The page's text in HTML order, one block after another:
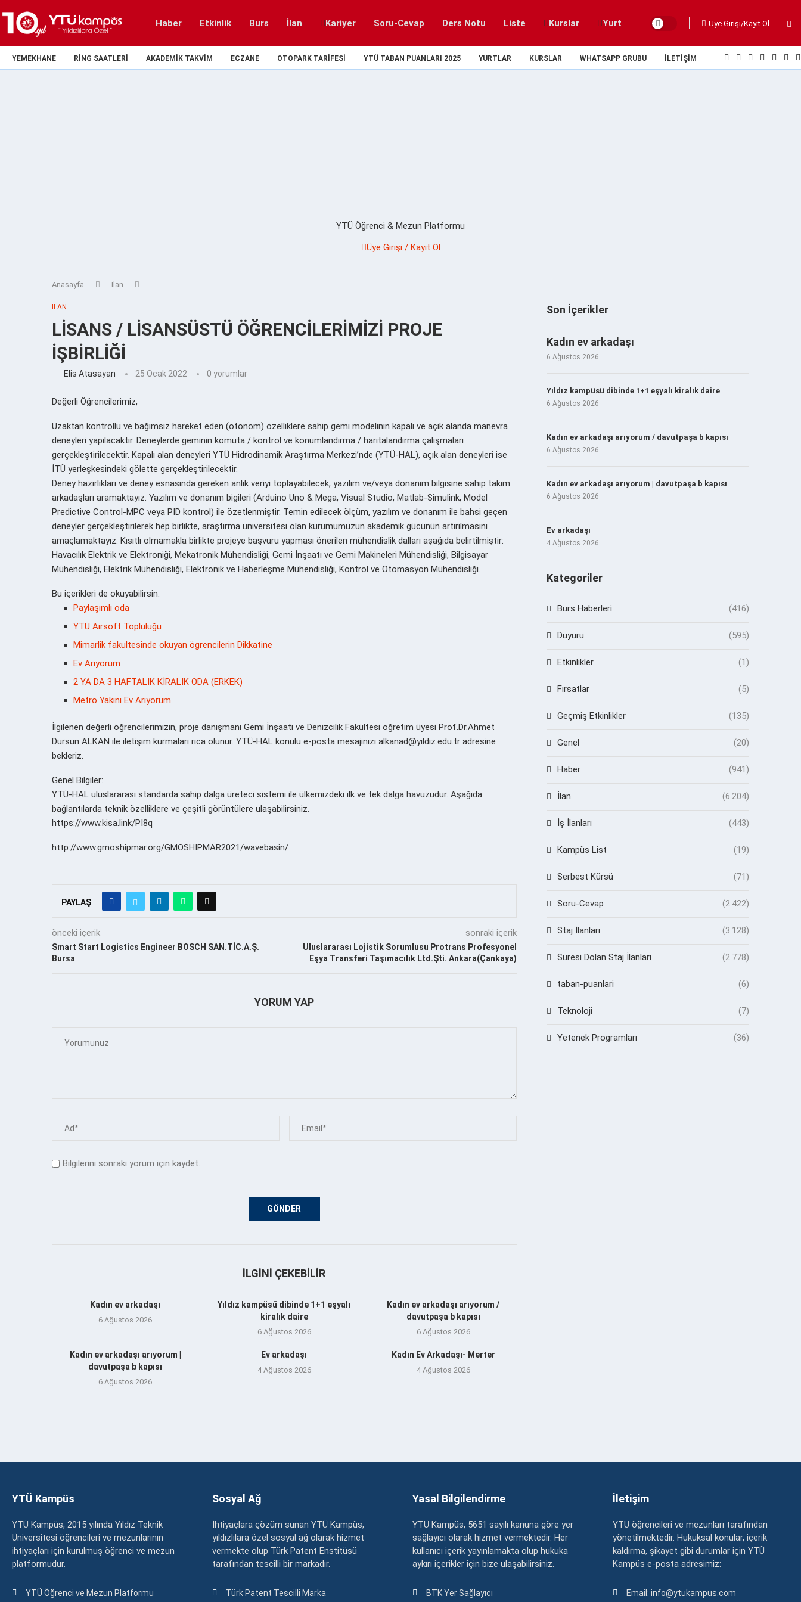
Haber Etkinlik Burs İlan Kariyer Soru-Cevap Ders Notu Liste Kurslar Yurt Üye Girişi/Kayıt Ol
YEMEKHANE RING SAATLERI AKADEMIK TAKVIM ECZANE OTOPARK TARIFESI YTÜ TABAN PUANLARI 2025 YURTLAR KURSLAR WHATSAPP GRUBU İLETIŞIM
YTÜ Öğrenci & Mezun Platformu
Üye Girişi / Kayıt Ol
Anasayfa İlan
İLAN
LİSANS / LİSANSÜSTÜ ÖĞRENCİLERİMİZİ PROJE
İŞBİRLİĞİ
Elis Atasayan 25 Ocak 2022 0 yorumlar
Değerli Öğrencilerimiz,
Uzaktan kontrollu ve bağımsız hareket eden (otonom) özelliklere sahip gemi modelinin kapalı ve açık alanda manevra
deneyleri yapılacaktır. Deneylerde geminin komuta / kontrol ve konumlandırma / haritalandırma çalışmaları
gerçekleştirilecektir. Kapalı alan deneyleri YTÜ Hidrodinamik Araştırma Merkezi’nde (YTÜ-HAL), açık alan deneyleri ise
İTÜ yerleşkesindeki gölette gerçekleştirilecektir.
Deney hazırlıkları ve deney esnasında gereken anlık veriyi toplayabilecek, yazılım ve/veya donanım bilgisine sahip takım
arkadaşları aramaktayız. Yazılım ve donanım bigileri (Arduino Uno & Mega, Visual Studio, Matlab-Simulink, Model
Predictive Control-MPC veya PID kontrol) ile özetlenmiştir. Temin edilecek ölçüm, yazılım ve donanım ile bahsi geçen
deneyler gerçekleştirilerek hep birlikte, araştırma üniversitesi olan kurumumuzun akademik gücünün artırılmasını
amaçlamaktayız. Kısıtlı olmamakla birlikte projeye başvuru yapması önerilen mühendislik dalları aşağıda belirtilmiştir:
Havacılık Elektrik ve Elektroniği, Mekatronik Mühendisliği, Gemi İnşaatı ve Gemi Makineleri Mühendisliği, Bilgisayar
Mühendisliği, Elektrik Mühendisliği, Elektronik ve Haberleşme Mühendisliği, Kontrol ve Otomasyon Mühendisliği.
Bu içerikleri de okuyabilirsin:
Paylaşımlı oda
YTU Airsoft Topluluğu
Mimarlik fakultesinde okuyan ögrencilerin Dikkatine
Ev Arıyorum
2 YA DA 3 HAFTALIK KİRALIK ODA (ERKEK)
Metro Yakını Ev Arıyorum
İlgilenen değerli öğrencilerimizin, proje danışmanı Gemi İnşaatı ve Denizcilik Fakültesi öğretim üyesi Prof.Dr.Ahmet
Dursun ALKAN ile iletişim kurmaları rica olunur. YTÜ-HAL konulu e-posta mesajınızı alkanad@yildiz.edu.tr adresine
bekleriz.
Genel Bilgiler:
YTÜ-HAL uluslararası standarda sahip dalga üreteci sistemi ile ülkemizdeki ilk ve tek dalga havuzudur. Aşağıda
bağlantılarda teknik özelliklere ve çeşitli görüntülere ulaşabilirsiniz.
https://www.kisa.link/PI8q
http://www.gmoshipmar.org/GMOSHIPMAR2021/wavebasin/
PAYLAŞ
önceki içerik
Smart Start Logistics Engineer BOSCH SAN.TİC.A.Ş.
Bursa
sonraki içerik
Uluslararası Lojistik Sorumlusu Protrans Profesyonel
Eşya Transferi Taşımacılık Ltd.Şti. Ankara(Çankaya)
YORUM YAP
Bilgilerini sonraki yorum için kaydet.
İLGINI ÇEKEBILIR
Kadın ev arkadaşı
6 Ağustos 2026
Yıldız kampüsü dibinde 1+1 eşyalı
kiralık daire
6 Ağustos 2026
Kadın ev arkadaşı arıyorum /
davutpaşa b kapısı
6 Ağustos 2026
Kadın ev arkadaşı arıyorum |
davutpaşa b kapısı
6 Ağustos 2026
Ev arkadaşı
4 Ağustos 2026
Kadın Ev Arkadaşı- Merter
4 Ağustos 2026
Son İçerikler
Kadın ev arkadaşı
6 Ağustos 2026
Yıldız kampüsü dibinde 1+1 eşyalı kiralık daire
6 Ağustos 2026
Kadın ev arkadaşı arıyorum / davutpaşa b kapısı
6 Ağustos 2026
Kadın ev arkadaşı arıyorum | davutpaşa b kapısı
6 Ağustos 2026
Ev arkadaşı
4 Ağustos 2026
Kategoriler
Burs Haberleri (416)
Duyuru (595)
Etkinlikler (1)
Fırsatlar (5)
Geçmiş Etkinlikler (135)
Genel (20)
Haber (941)
İlan (6.204)
İş İlanları (443)
Kampüs List (19)
Serbest Kürsü (71)
Soru-Cevap (2.422)
Staj İlanları (3.128)
Süresi Dolan Staj İlanları (2.778)
taban-puanlari (6)
Teknoloji (7)
Yetenek Programları (36)
YTÜ Kampüs
YTÜ Kampüs, 2015 yılında Yıldız Teknik
Üniversitesi öğrencileri ve mezunlarının
ihtiyaçları için kurulmuş öğrenci ve mezun
platformudur.
YTÜ Öğrenci ve Mezun Platformu
Sosyal Ağ
İhtiyaçlara çözüm sunan YTÜ Kampüs,
yıldızlılara özel sosyal ağ olarak hizmet
vermekte olup Türk Patent Enstitüsü
tarafından tescilli bir markadır.
Türk Patent Tescilli Marka
Yasal Bilgilendirme
YTÜ Kampüs, 5651 sayılı kanuna göre yer
sağlayıcı olarak hizmet vermektedir. Her
kullanıcı içerik yayınlamakta olup hukuka
aykırı içerikler için bize ulaşabilirsiniz.
BTK Yer Sağlayıcı
İletişim
YTÜ öğrencileri ve mezunları tarafından
yönetilmektedir. Hukuksal konular, içerik
kaldırma, şikayet gibi durumlar için YTÜ
Kampüs e-posta adresimiz:
Email: info@ytukampus.com